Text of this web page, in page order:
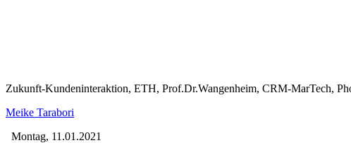
Zukunft-Kundeninteraktion, ETH, Prof.Dr.Wangenheim, CRM-MarTech,
Meike Tarabori
Montag, 11.01.2021